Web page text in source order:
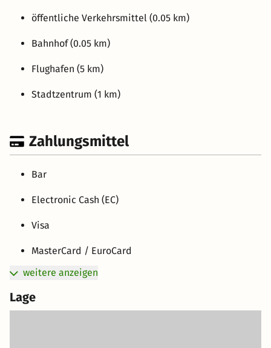
öffentliche Verkehrsmittel (0.05 km)
Bahnhof (0.05 km)
Flughafen (5 km)
Stadtzentrum (1 km)
Zahlungsmittel
Bar
Electronic Cash (EC)
Visa
MasterCard / EuroCard
weitere anzeigen
Lage